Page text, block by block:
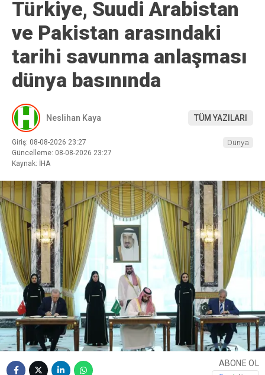
Türkiye, Suudi Arabistan
ve Pakistan arasındaki
tarihi savunma anlaşması
dünya basınında
Neslihan Kaya TÜM YAZILARI
Giriş: 08-08-2026 23:27
Güncelleme: 08-08-2026 23:27
Kaynak: İHA
Dünya
ABONE OL